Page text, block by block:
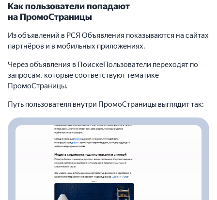
Как пользователи попадают
на ПромоСтраницы
Из объявлений в РСЯ Объявления показываются на сайтах
партнёров и в мобильных приложениях.
Через объявления в ПоискеПользователи переходят по
запросам, которые соответствуют тематике
ПромоСтраницы.
Путь пользователя внутри ПромоСтраницы выглядит так: